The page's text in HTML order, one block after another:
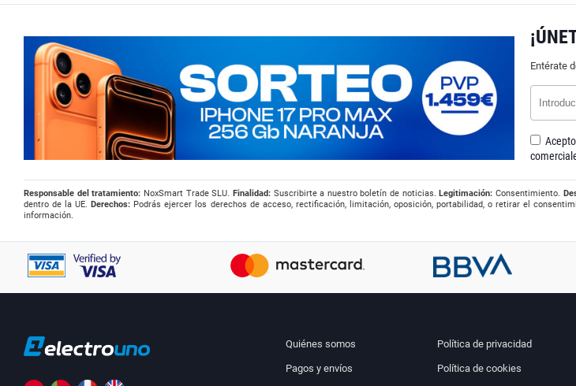
Entérate
Responsable del tratamiento: NoxSmart Trade SLU. Finalidad:Suscribirte a nuestro boletín de noticias.Legitimación: Consentimiento.
dentro de la UE.Derechos: Podrás ejercer los derechos de acceso, rectificación, limitación, oposición, portabilidad, o retirar el
información.
Quiénes somos
Pagos y envíos
Política de privacidad
Política de cookies